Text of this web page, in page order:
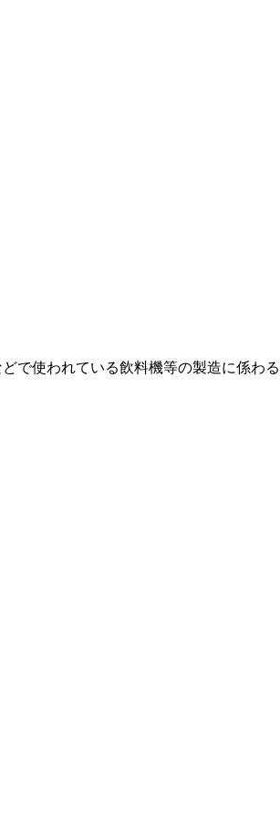
で使われている飲料機等の製造に係わる